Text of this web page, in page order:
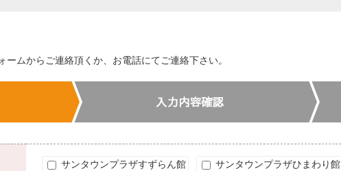
ムからご連絡頂くか、お電話にてご連絡下さい。
サンタウンプラザすずらん館 サンタウンプラザひまわり館